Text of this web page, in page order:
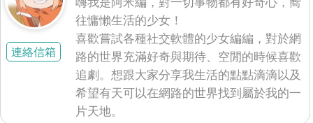
連絡信箱
往慵懶生活的少女！
喜歡嘗試各種社交軟體的少女編編，對於網
路的世界充滿好奇與期待、空閒的時候喜歡
追劇。想跟大家分享我生活的點點滴滴以及
希望有天可以在網路的世界找到屬於我的一
片天地。